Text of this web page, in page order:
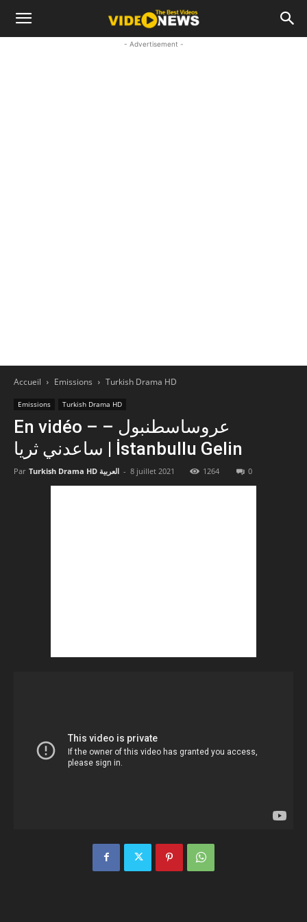
- Advertisement -
Accueil Emissions Turkish Drama HD
Emissions Turkish Drama HD
En vidéo – عروساسطنبول –
ساعدني ثريا | İstanbullu Gelin
Par Turkish Drama HD العربية - 8 juillet 2021 1264 0